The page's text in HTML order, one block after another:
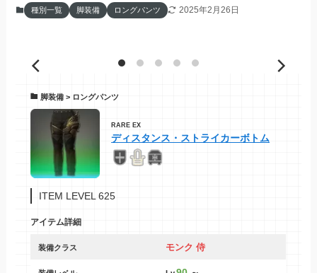
種別一覧 脚装備 ロングパンツ 2025年2月26日
脚装備 > ロングパンツ
RARE EX
ディスタンス・ストライカーボトム
ITEM LEVEL 625
アイテム詳細
装備クラス モンク 侍